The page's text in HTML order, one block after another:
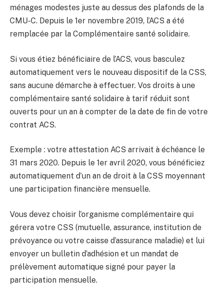
ménages modestes juste au dessus des plafonds de la
CMU-C. Depuis le 1er novembre 2019, l’ACS a été
remplacée par la Complémentaire santé solidaire.
Si vous étiez bénéficiaire de l’ACS, vous basculez
automatiquement vers le nouveau dispositif de la CSS,
sans aucune démarche à effectuer. Vos droits à une
complémentaire santé solidaire à tarif réduit sont
ouverts pour un an à compter de la date de fin de votre
contrat ACS.
Exemple : votre attestation ACS arrivait à échéance le
31 mars 2020. Depuis le 1er avril 2020, vous bénéficiez
automatiquement d’un an de droit à la CSS moyennant
une participation financière mensuelle.
Vous devez choisir l’organisme complémentaire qui
gérera votre CSS (mutuelle, assurance, institution de
prévoyance ou votre caisse d’assurance maladie) et lui
envoyer un bulletin d’adhésion et un mandat de
prélèvement automatique signé pour payer la
participation mensuelle.